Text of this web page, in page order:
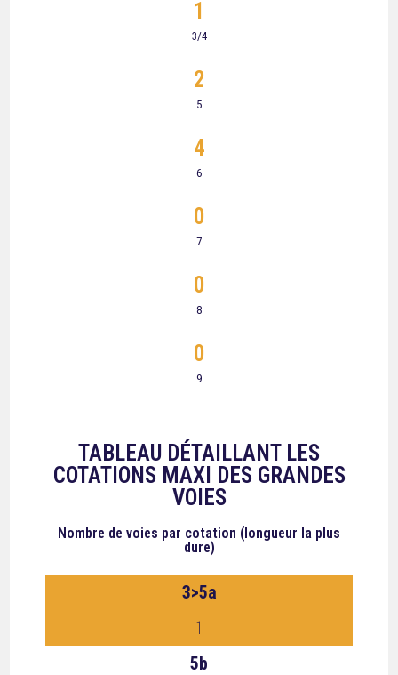
3/4
1
5
2
6
4
7
0
8
0
9
0
TABLEAU DÉTAILLANT LES
COTATIONS MAXI DES GRANDES
VOIES
Nombre de voies par cotation (longueur la plus
dure)
3>5a
1
5b